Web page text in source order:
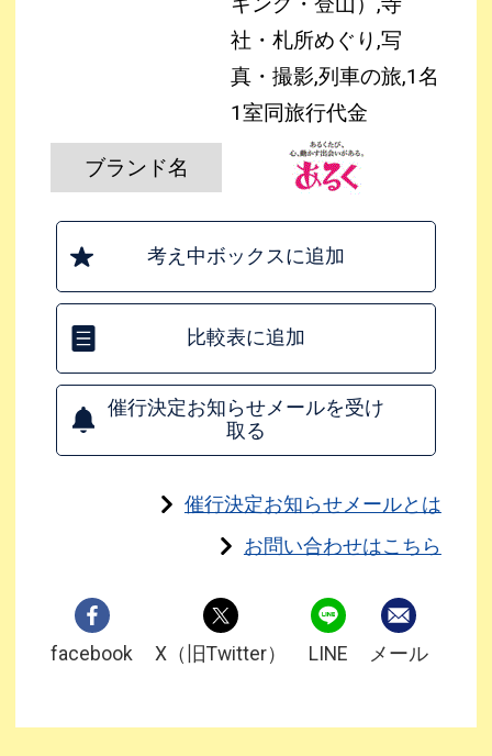
社・札所めぐり,写
真・撮影,列車の旅,1名
1室同旅行代金
ブランド名
考え中ボックスに追加
比較表に追加
催行決定お知らせメールを受け
取る
催行決定お知らせメールとは
お問い合わせはこちら
facebook X（旧Twitter） LINE メール